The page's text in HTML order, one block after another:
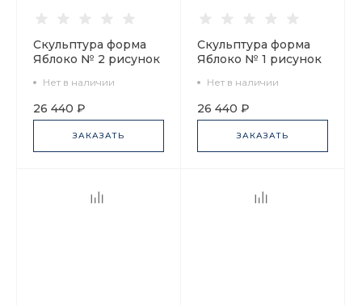
Скульптура форма
Яблоко № 2 рисунок
60.03665.00.5
Нет в наличии
26 440 ₽
ЗАКАЗАТЬ
Скульптура форма
Яблоко № 1 рисунок
60.03384.00.5
Нет в наличии
26 440 ₽
ЗАКАЗАТЬ